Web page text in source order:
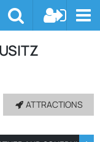
ATTRACTIONS